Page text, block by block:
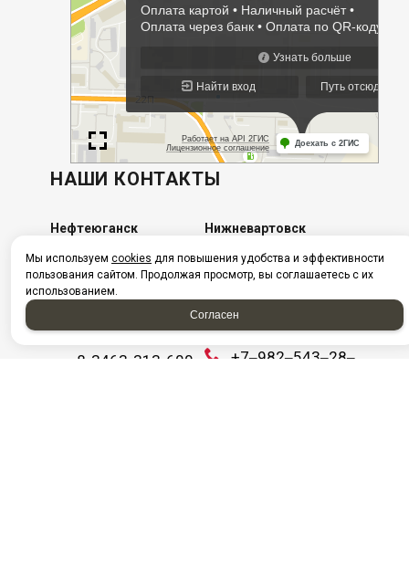
НАШИ КОНТАКТЫ
Нефтеюганск
г. Нефтеюганск, ул.
Сургутская,
стр.18/11
8-3463-313-600
Нижневартовск
​г. Нижневартовск, ул.
Интернациональная,
5/П ст5
Посмотреть на карте
+7‒982‒543‒28‒
Мы используем cookies для повышения удобства и эффективности
пользования сайтом. Продолжая просмотр, вы соглашаетесь с их
использованием.
Согласен